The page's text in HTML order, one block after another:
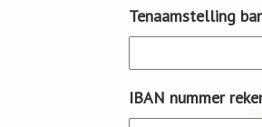
Tenaamstelling
IBAN nummer